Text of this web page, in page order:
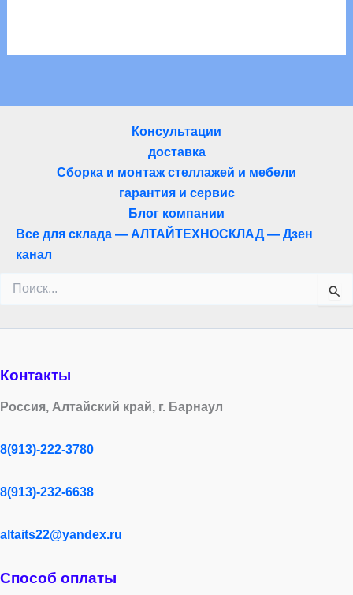
Консультации
доставка
Сборка и монтаж стеллажей и мебели
гарантия и сервис
Блог компании
Все для склада — АЛТАЙТЕХНОСКЛАД — Дзен
канал
Контакты
Россия, Алтайский край, г. Барнаул
8(913)-222-3780
8(913)-232-6638
altaits22@yandex.ru
Способ оплаты